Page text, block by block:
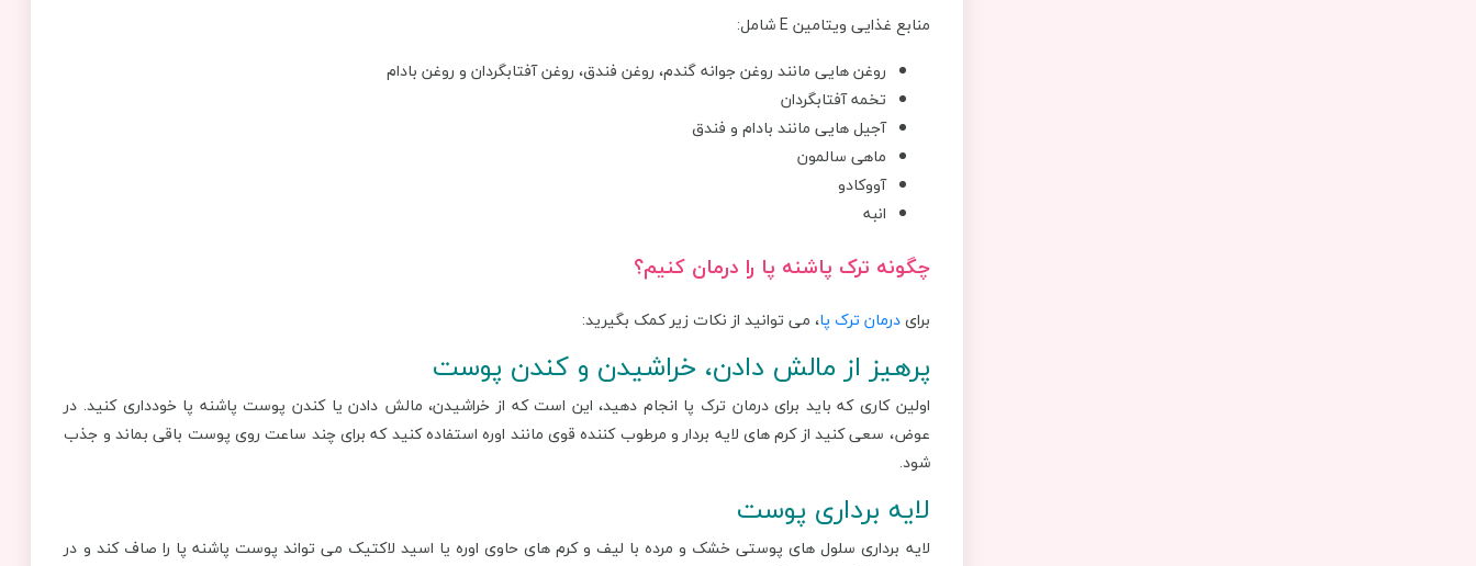
منابع غذایی ویتامین E شامل:
روغن هایی مانند روغن جوانه گندم، روغن فندق، روغن آفتابگردان و روغن بادام
تخمه آفتابگردان
آجیل هایی مانند بادام و فندق
ماهی سالمون
آووکادو
انبه
چگونه ترک پاشنه‌ پا را درمان کنیم؟
برایدرمان ترک پا، می توانید از نکات زیر کمک بگیرید:
پرهیز از مالش دادن، خراشیدن و کندن پوست
اولین کاری که باید برای درمان ترک پا انجام دهید، این است که از خراشیدن، مالش دادن یا کندن پوست پاشنه پا خودداری کنید. در
عوض، سعی کنید از کرم های لایه ‌بردار و مرطوب ‌کننده‌ قوی مانند اوره استفاده کنید که برای چند ساعت روی پوست باقی بماند و جذب
شود.
لایه برداری پوست
لایه ‌برداری سلول های پوستی خشک و مرده با لیف و کرم های حاوی اوره یا اسید لاکتیک می‌ تواند پوست پاشنه پا را صاف کند و در